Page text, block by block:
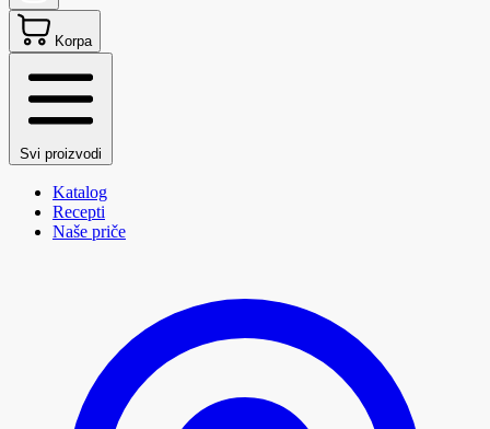
Korpa
Svi proizvodi
Katalog
Recepti
Naše priče